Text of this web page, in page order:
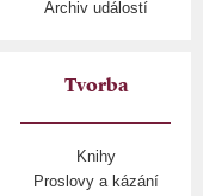
Archiv událostí
Tvorba
Knihy
Proslovy a kázání